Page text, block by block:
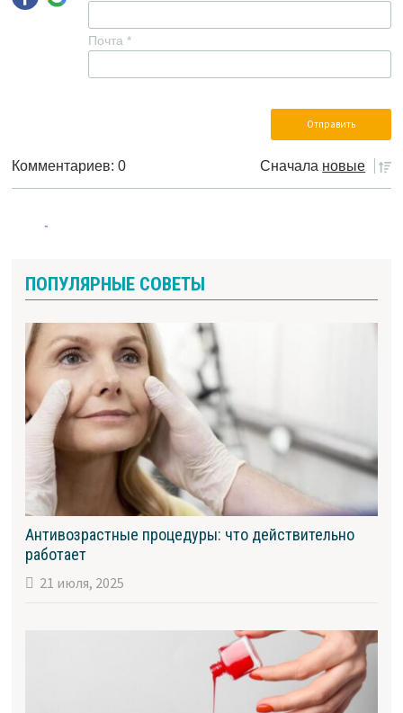
Почта *
Комментариев: 0 Сначала новые
ПОПУЛЯРНЫЕ СОВЕТЫ
Антивозрастные процедуры: что действительно
работает
21 июля, 2025